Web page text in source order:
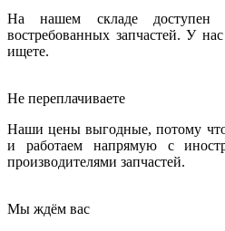
На нашем складе доступен
востребованных запчастей. У
ищете.
Не переплачиваете
Наши цены выгодные, потому
и работаем напрямую с
производителями запчастей.
Мы ждём вас